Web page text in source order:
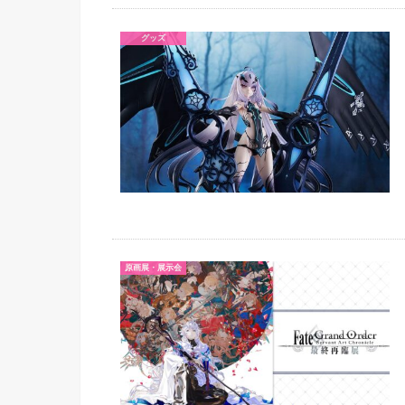
グッズ
原画展・展示会